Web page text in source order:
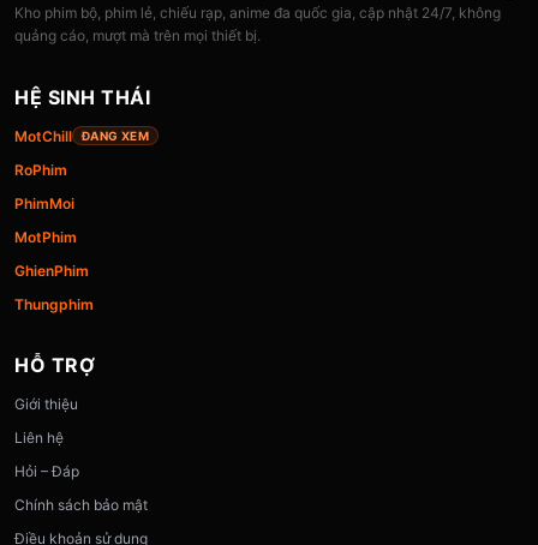
Kho phim bộ, phim lẻ, chiếu rạp, anime đa quốc gia, cập nhật 24/7, không
quảng cáo, mượt mà trên mọi thiết bị.
HỆ SINH THÁI
MotChill ĐANG XEM
RoPhim
PhimMoi
MotPhim
GhienPhim
Thungphim
HỖ TRỢ
Giới thiệu
Liên hệ
Hỏi – Đáp
Chính sách bảo mật
Điều khoản sử dụng